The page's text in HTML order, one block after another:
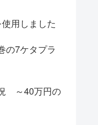
用しました
7ケタプラ
～40万円の